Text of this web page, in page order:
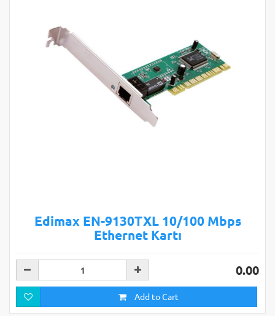
Edimax EN-9130TXL 10/100 Mbps
Ethernet Kartı
0.00
Add to Cart